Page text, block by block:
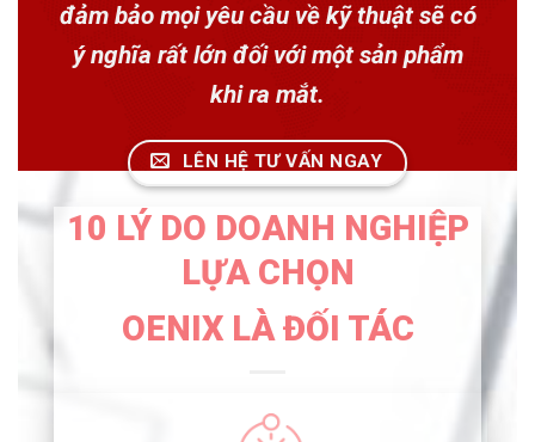
đảm bảo mọi yêu cầu về kỹ thuật sẽ có
ý nghĩa rất lớn đối với một sản phẩm
khi ra mắt.
LÊN HỆ TƯ VẤN NGAY
10 LÝ DO DOANH NGHIỆP
LỰA CHỌN
OENIX LÀ ĐỐI TÁC